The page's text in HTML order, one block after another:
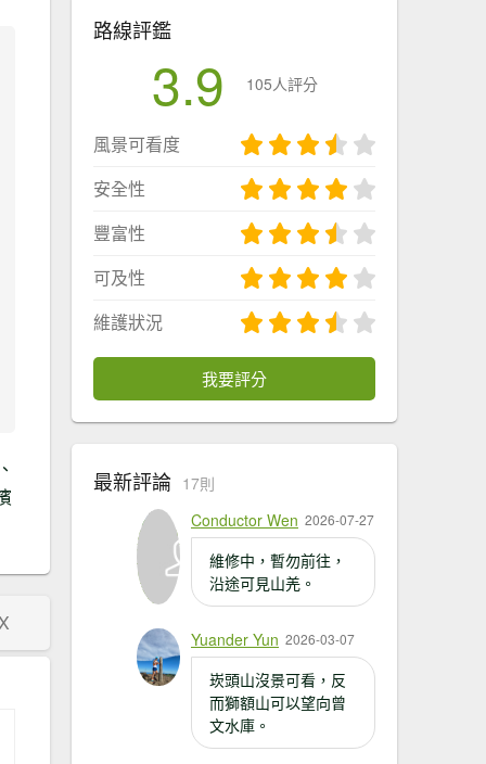
路線評鑑
3.9 105人評分
風景可看度
安全性
豐富性
可及性
維護狀況
我要評分
最新評論 17則
Conductor Wen 2026-07-27
維修中，暫勿前往，
沿途可見山羌。
Yuander Yun 2026-03-07
崁頭山沒景可看，反
而獅額山可以望向曾
文水庫。